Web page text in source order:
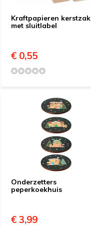
Kraftpapieren kerstzak
met sluitlabel
€ 0,55
Onderzetters
peperkoekhuis
€ 3,99